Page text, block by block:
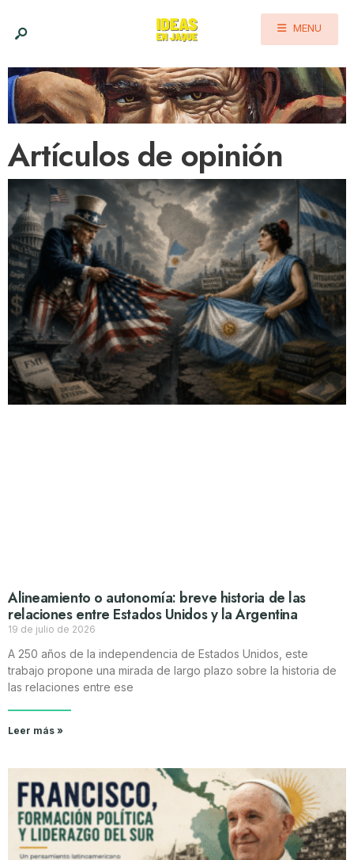
MENU
Artículos de opinión
Alineamiento o autonomía: breve historia de las
relaciones entre Estados Unidos y la Argentina
19 de julio de 2026
A 250 años de la independencia de Estados Unidos, este
trabajo propone una mirada de largo plazo sobre la historia de
las relaciones entre ese
Leer más »